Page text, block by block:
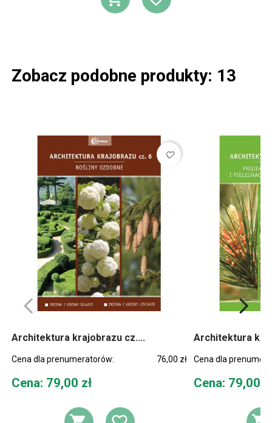
DODAJ DO
DODAJ DO
Zobacz podobne produkty: 13
favorite_border
Architektura krajobrazu cz....
Cena dla prenumeratorów: 76,00 zł
Cena
Cena: 79,00 zł
Architektura
Cena dla
Cena
Cena: 79,00